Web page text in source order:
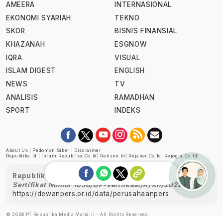
AMEERA
EKONOMI SYARIAH
SKOR
KHAZANAH
IQRA
ISLAM DIGEST
NEWS
ANALISIS
SPORT
INTERNASIONAL
TEKNO
BISNIS FINANSIAL
ESGNOW
VISUAL
ENGLISH
TV
RAMADHAN
INDEKS
About Us Pedoman Siber
Disclaimer
Republika.id
Ihram.republika.co.id Retizen.id Rejabar.co.id Rejogja.co.id
Republika telah diverifikasi oleh Dewan Pers
Sertifikat Nomor 1058/DP-Verifikasi/K/XII/2022
https://dewanpers.or.id/data/perusahaanpers
© 2026 PT Republika Media Mandiri - All Rights Reserved.
Ask me!